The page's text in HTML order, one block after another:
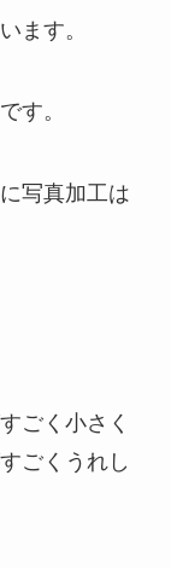
ます。
す。
写真加工は
ごく小さく
ごくうれし